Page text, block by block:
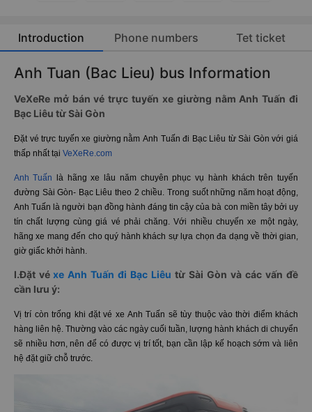
Introduction Phone numbers Tet ticket
Anh Tuan (Bac Lieu) bus Information
VeXeRe mở bán vé trực tuyến xe giường nằm Anh Tuấn đi
Bạc Liêu từ Sài Gòn
Đặt vé trực tuyến xe giường nằm Anh Tuấn đi Bạc Liêu từ Sài Gòn với giá
thấp nhất tại VeXeRe.com
Anh Tuấn là hãng xe lâu năm chuyên phục vụ hành khách trên tuyến
đường Sài Gòn- Bạc Liêu theo 2 chiều. Trong suốt những năm hoạt động,
Anh Tuấn là người bạn đồng hành đáng tin cậy của bà con miền tây bởi uy
tín chất lượng cùng giá vé phải chăng. Với nhiều chuyến xe một ngày,
hãng xe mang đến cho quý hành khách sự lựa chọn đa dạng về thời gian,
giờ giấc khởi hành.
I.Đặt vé xe Anh Tuấn đi Bạc Liêu từ Sài Gòn và các vấn đề
cần lưu ý:
Vị trí còn trống khi đặt vé xe Anh Tuấn sẽ tùy thuộc vào thời điểm khách
hàng liên hệ. Thường vào các ngày cuối tuần, lượng hành khách di chuyển
sẽ nhiều hơn, nên để có được vị trí tốt, bạn cần lập kế hoạch sớm và liên
hệ đặt giữ chỗ trước.